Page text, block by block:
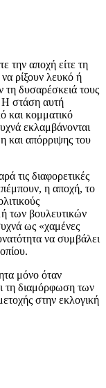
την αποχή είτε τη
ρίξουν λευκό ή
τη δυσαρέσκειά τους
Η στάση αυτή
και κομματικό
εκλαμβάνονται
και απόρριψης του
τις διαφορετικές
η αποχή, το
των βουλευτικών
ως «χαμένες
να συμβάλει
μόνο όταν
τη διαμόρφωση των
στην εκλογική